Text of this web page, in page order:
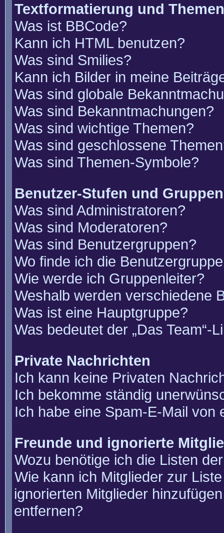
Textformatierung und
Was ist BBCode?
Kann ich HTML benutzen?
Was sind Smilies?
Kann ich Bilder in meine
Was sind globale
Was sind Bekanntmachungen?
Was sind wichtige Themen?
Was sind geschlossene
Was sind Themen-Symbole?
Benutzer-Stufen und Gruppen
Was sind Administratoren?
Was sind Moderatoren?
Was sind Benutzergruppen?
Wo finde ich die
Wie werde ich Gruppenleiter?
Weshalb werden verschiedene
Was ist eine Hauptgruppe?
Was bedeutet der „Das Team“-
Private Nachrichten
Ich kann keine Privaten
Ich bekomme ständig
Ich habe eine Spam-E-Mail von
Freunde und ignorierte
Wozu benötige ich die Listen
Wie kann ich Mitglieder zur
ignorierten Mitglieder
entfernen?